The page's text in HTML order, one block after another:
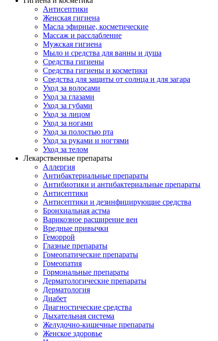
Антисептики
Женская гигиена
Масла эфирные, косметические
Массаж и расслабление
Мужская гигиена
Мыло и средства для ванны и душа
Средства гигиены
Средства гигиены и косметики
Средства для защиты от солнца и для загара
Уход за волосами
Уход за глазами
Уход за губами
Уход за лицом
Уход за ногами
Уход за полостью рта
Уход за руками и ногтями
Уход за телом
Лекарственные препараты
Аллергия
Антибактериальные препараты
Антибиотики и антибактериальные препараты
Антисептики
Антисептики и дезинфицирующие средства
Бронхиальная астма
Варикозное расширение вен
Вредные привычки
Геморрой
Глазные препараты
Гомеопатические препараты
Гомеопатия
Гормональные препараты
Дерматологические препараты
Дерматология
Диабет
Диагностические средства
Дыхательная система
Желудочно-кишечные препараты
Женское здоровье